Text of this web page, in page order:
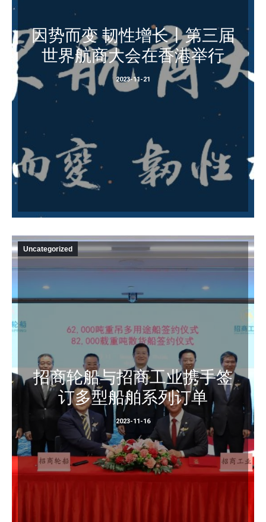
因势而变 韧性增长丨第三届
世界航商大会在香港举行
2023-11-21
Uncategorized
招商轮船与招商工业携手签
订多型船舶系列订单
2023-11-16